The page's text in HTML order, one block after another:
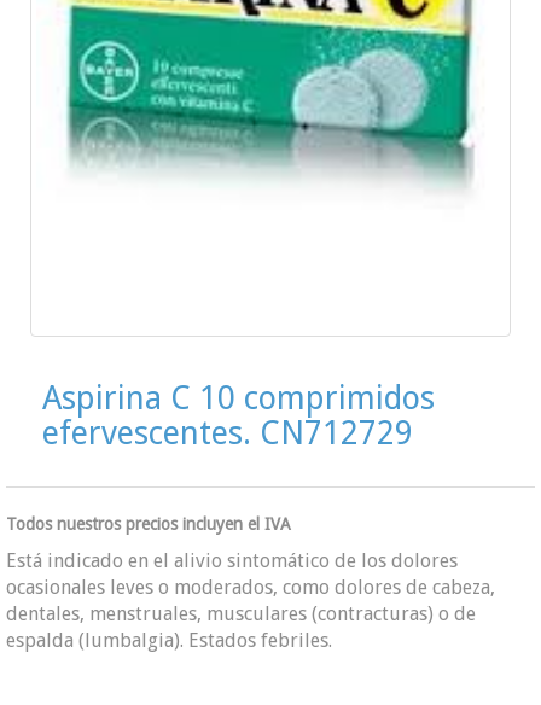
Aspirina C 10 comprimidos
efervescentes. CN712729
Todos nuestros precios incluyen el IVA
Está indicado en el alivio sintomático de los dolores
ocasionales leves o moderados, como dolores de cabeza,
dentales, menstruales, musculares (contracturas) o de
espalda (lumbalgia). Estados febriles.